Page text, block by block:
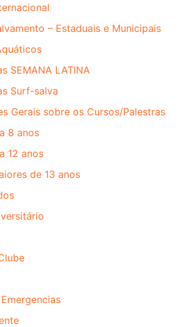
– Estaduais e Municipais
SEMANA LATINA
Surf-salva
Gerais sobre os Cursos/Palestras
8 anos
12 anos
de 13 anos